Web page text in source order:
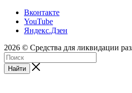
Вконтакте
YouTube
Яндекс.Дзен
2026 © Средства для ликвидации
Найти